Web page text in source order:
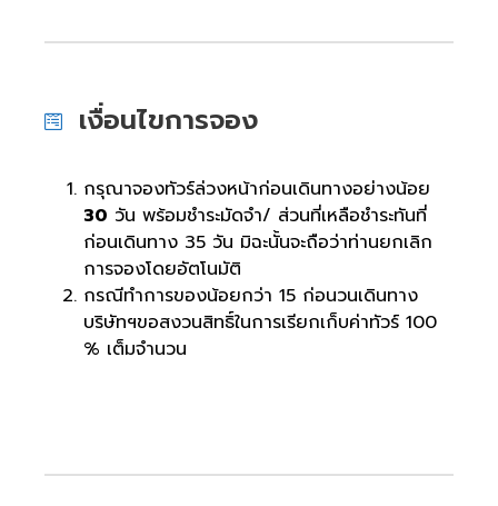
เงื่อนไขการจอง
กรุณาจองทัวร์ล่วงหน้าก่อนเดินทางอย่างน้อย
30 วัน พร้อมชำระมัดจำ/ ส่วนที่เหลือชำระทันที่
ก่อนเดินทาง 35 วัน มิฉะนั้นจะถือว่าท่านยกเลิก
การจองโดยอัตโนมัติ
กรณีทำการของน้อยกว่า 15 ก่อนวนเดินทาง
บริษัทฯขอสงวนสิทธิ์ในการเรียกเก็บค่าทัวร์ 100
% เต็มจำนวน